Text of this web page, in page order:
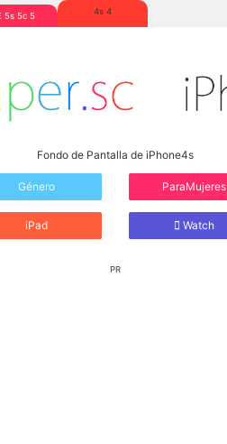
5s 5c 5 4s 4
Fondo de Pantalla de iPhone4s
Género ParaMujeres
iPad Watch
PR